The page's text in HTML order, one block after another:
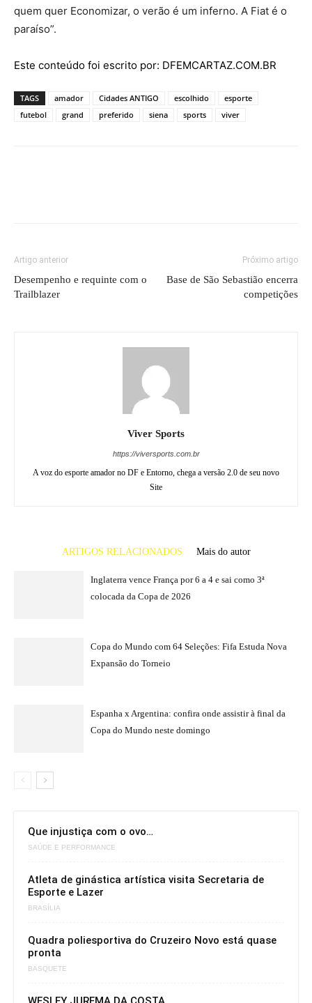
quem quer Economizar, o verão é um inferno. A Fiat é o
paraíso”.
Este conteúdo foi escrito por: DFEMCARTAZ.COM.BR
TAGS amador Cidades ANTIGO escolhido
esporte
futebol
grand preferido siena sports viver
Artigo anterior
Desempenho e requinte com o
Trailblazer
Próximo artigo
Base de São Sebastião encerra
competições
Viver Sports
https://viversports.com.br
A voz do esporte amador no DF e Entorno, chega a versão 2.0 de seu novo
Site
ARTIGOS RELACIONADOS Mais do autor
Inglaterra vence França por 6 a 4 e sai como 3ª
colocada da Copa de 2026
Copa do Mundo com 64 Seleções: Fifa Estuda Nova
Expansão do Torneio
Espanha x Argentina: confira onde assistir à final da
Copa do Mundo neste domingo
Que injustiça com o ovo…
SAÚDE E PERFORMANCE
Atleta de ginástica artística visita Secretaria de
Esporte e Lazer
BRASÍLIA
Quadra poliesportiva do Cruzeiro Novo está quase
pronta
BASQUETE